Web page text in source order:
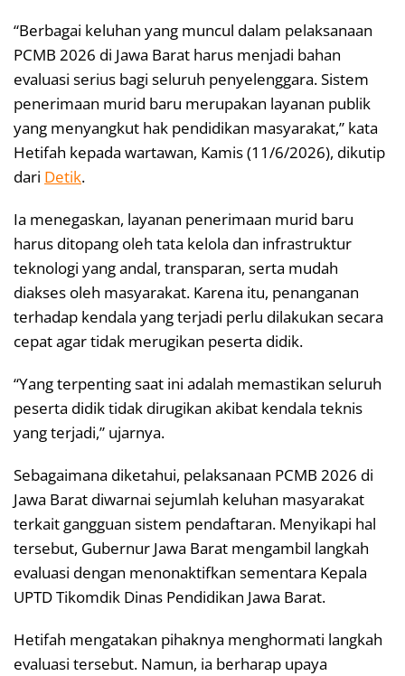
“Berbagai keluhan yang muncul dalam pelaksanaan
PCMB 2026 di Jawa Barat harus menjadi bahan
evaluasi serius bagi seluruh penyelenggara. Sistem
penerimaan murid baru merupakan layanan publik
yang menyangkut hak pendidikan masyarakat,” kata
Hetifah kepada wartawan, Kamis (11/6/2026), dikutip
dari Detik.
Ia menegaskan, layanan penerimaan murid baru
harus ditopang oleh tata kelola dan infrastruktur
teknologi yang andal, transparan, serta mudah
diakses oleh masyarakat. Karena itu, penanganan
terhadap kendala yang terjadi perlu dilakukan secara
cepat agar tidak merugikan peserta didik.
“Yang terpenting saat ini adalah memastikan seluruh
peserta didik tidak dirugikan akibat kendala teknis
yang terjadi,” ujarnya.
Sebagaimana diketahui, pelaksanaan PCMB 2026 di
Jawa Barat diwarnai sejumlah keluhan masyarakat
terkait gangguan sistem pendaftaran. Menyikapi hal
tersebut, Gubernur Jawa Barat mengambil langkah
evaluasi dengan menonaktifkan sementara Kepala
UPTD Tikomdik Dinas Pendidikan Jawa Barat.
Hetifah mengatakan pihaknya menghormati langkah
evaluasi tersebut. Namun, ia berharap upaya